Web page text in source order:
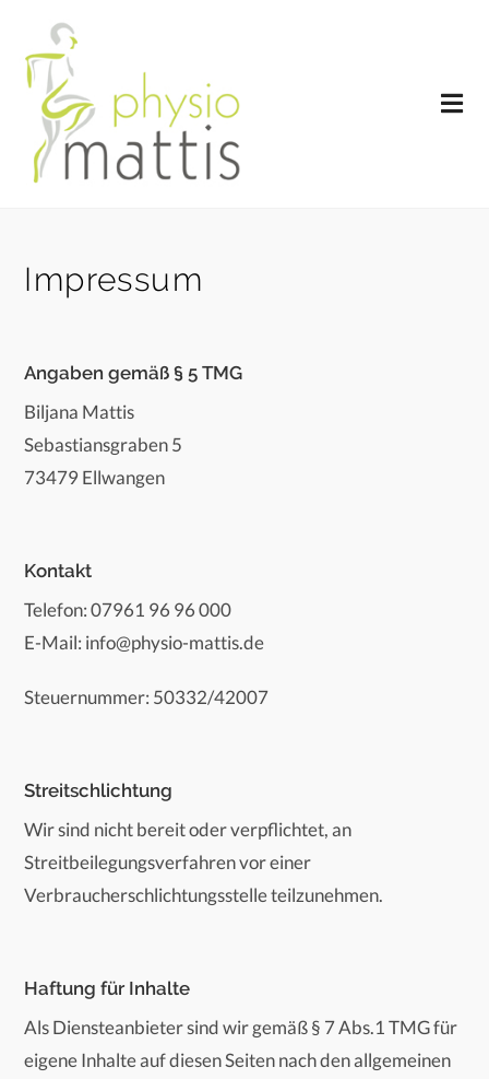
Impressum
Angaben gemäß § 5 TMG
Biljana Mattis
Sebastiansgraben 5
73479 Ellwangen
Kontakt
Telefon: 07961 96 96 000
E-Mail: info@physio-mattis.de
Steuernummer: 50332/42007
Streitschlichtung
Wir sind nicht bereit oder verpflichtet, an
Streitbeilegungsverfahren vor einer
Verbraucherschlichtungsstelle teilzunehmen.
Haftung für Inhalte
Als Diensteanbieter sind wir gemäß § 7 Abs.1 TMG für
eigene Inhalte auf diesen Seiten nach den allgemeinen